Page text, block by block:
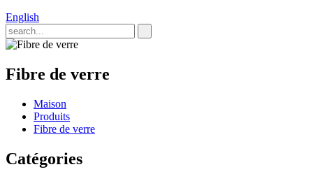
English
Fibre de verre
Maison
Produits
Fibre de verre
Catégories